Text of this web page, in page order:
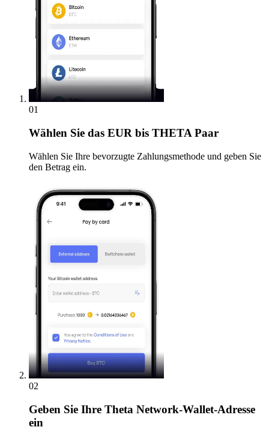
01
Wählen Sie das EUR bis THETA Paar
Wählen Sie Ihre bevorzugte Zahlungsmethode und geben Sie
den Betrag ein.
02
Geben Sie Ihre Theta Network-Wallet-Adresse
ein